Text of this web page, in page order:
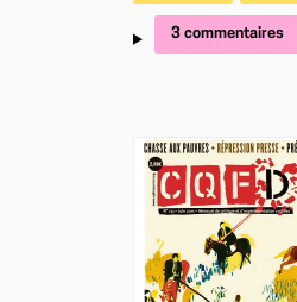
3 commentaires